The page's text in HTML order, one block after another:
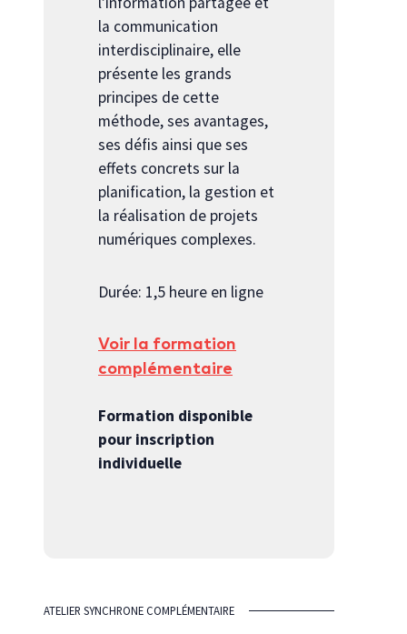
la communication
interdisciplinaire, elle
présente les grands
principes de cette
méthode, ses avantages,
ses défis ainsi que ses
effets concrets sur la
planification, la gestion et
la réalisation de projets
numériques complexes.
Durée: 1,5 heure en ligne
Voir la formation
complémentaire
Formation disponible
pour inscription
individuelle
ATELIER SYNCHRONE COMPLÉMENTAIRE